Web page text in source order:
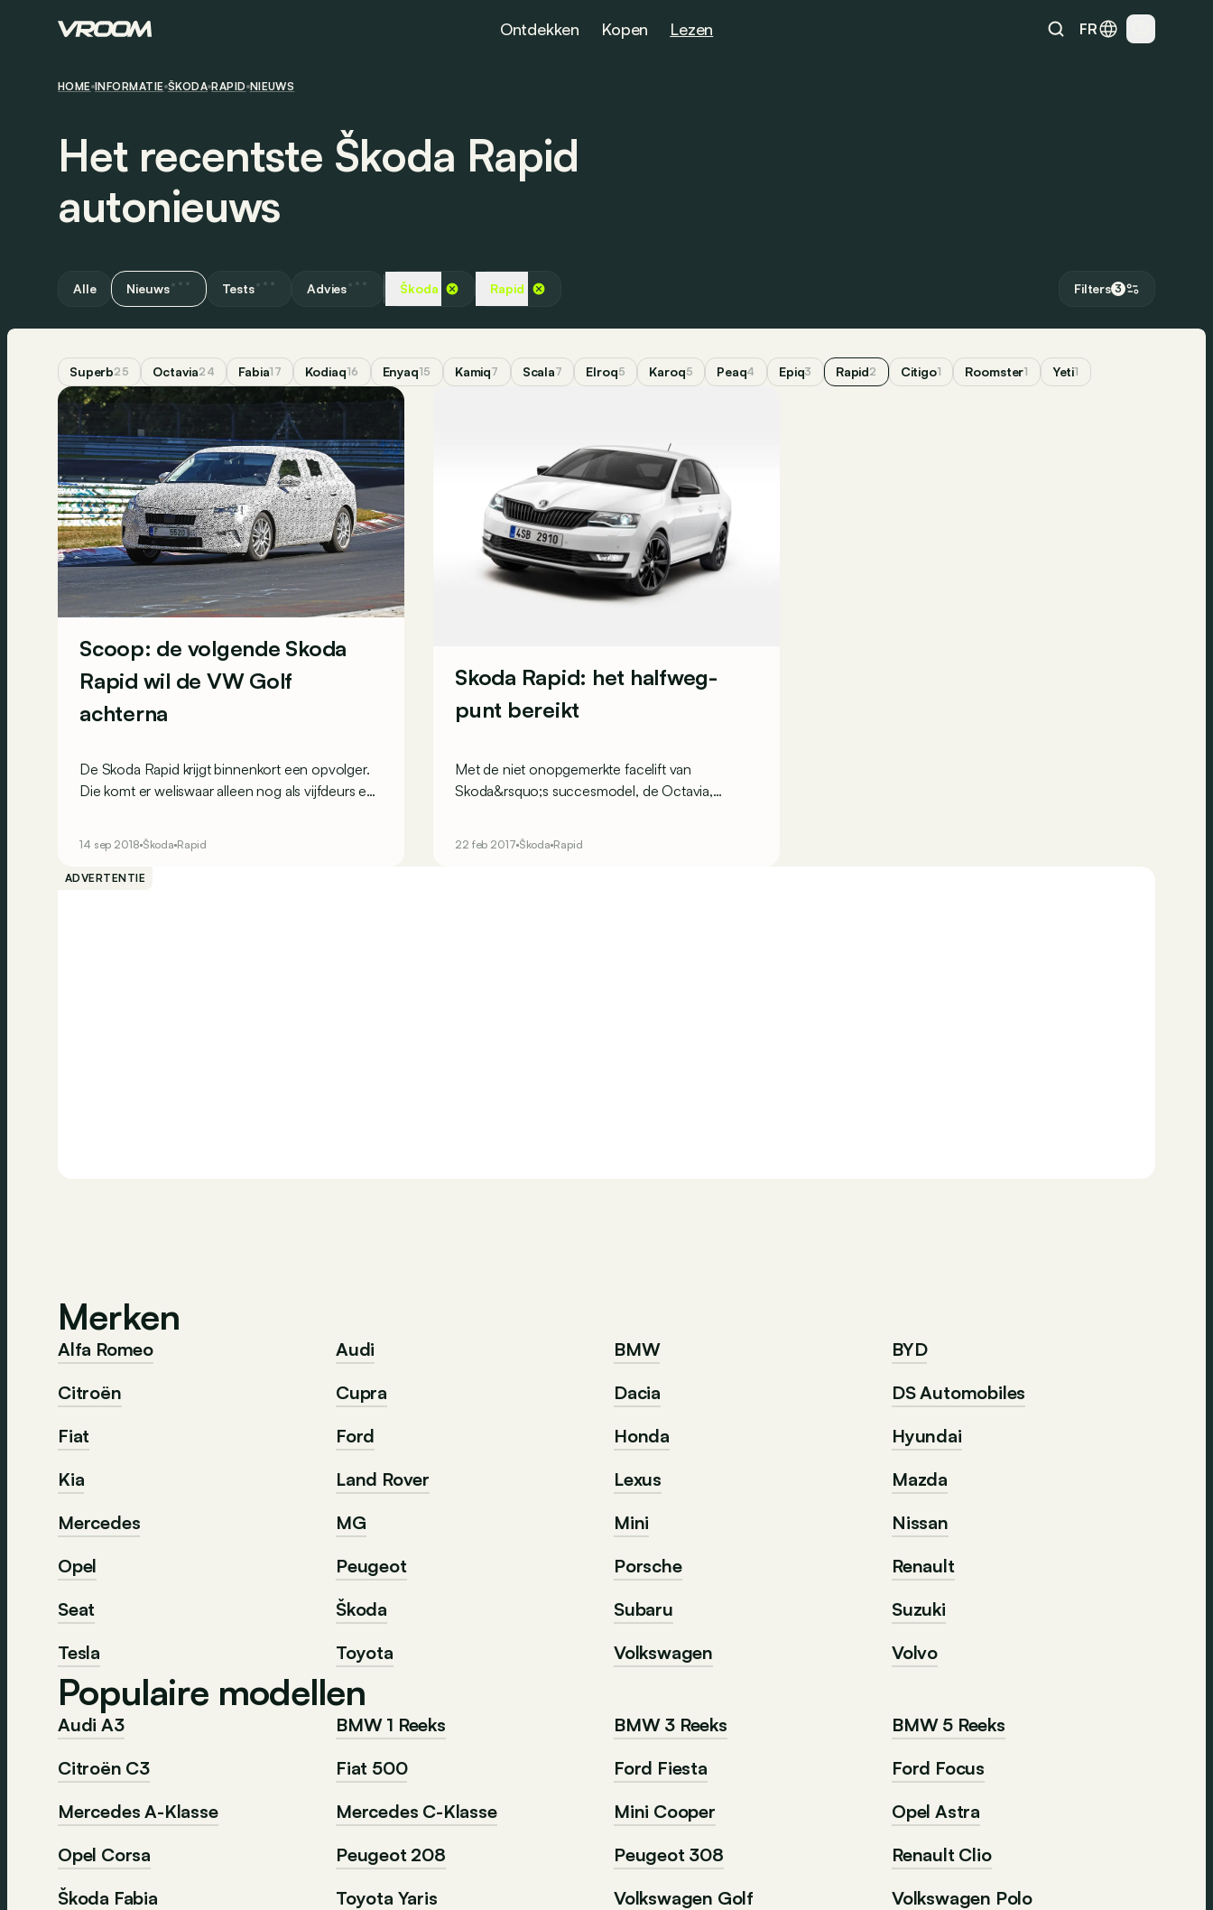
Ontdekken Kopen Lezen FR
HOME INFORMATIE ŠKODA RAPID NIEUWS
Het recentste Škoda Rapid
autonieuws
Alle Nieuws Tests Advies Škoda Rapid Filters 3
Superb25 Octavia24 Fabia17 Kodiaq16 Enyaq15 Kamiq7 Scala7 Elroq5 Karoq5 Peaq4 Epiq3 Rapid2 Citigo1 Roomster1 Yeti1
Scoop: de volgende Skoda
Rapid wil de VW Golf
achterna
De Skoda Rapid krijgt binnenkort een opvolger.
Die komt er weliswaar alleen nog als vijfdeurs en
hem duidelijker profileren.
14 sep 2018 Škoda Rapid
Skoda Rapid: het halfweg-
punt bereikt
Met de niet onopgemerkte facelift van
Skoda&rsquo;s succesmodel, de Octavia,
nog de Rapid in hun rangen hebben rondrijden.
Dat is al sinds 2012 het geval.
22 feb 2017 Škoda Rapid
ADVERTENTIE
Merken
Alfa Romeo Audi BMW
BYD
Citroën
Cupra Dacia
DS Automobiles
Fiat
Ford Honda
Hyundai
Kia
Land Rover Lexus
Mazda
Mercedes
MG Mini
Nissan
Opel
Peugeot Porsche
Renault
Seat
Škoda Subaru
Suzuki
Tesla
Toyota Volkswagen Volvo
Populaire modellen
Audi A3 BMW 1 Reeks BMW 3 Reeks
BMW 5 Reeks
Citroën C3
Fiat 500 Ford Fiesta
Ford Focus
Mercedes A-Klasse
Mercedes C-Klasse Mini Cooper
Opel Astra
Opel Corsa
Peugeot 208 Peugeot 308
Renault Clio
Škoda Fabia
Toyota Yaris Volkswagen Golf Volkswagen Polo